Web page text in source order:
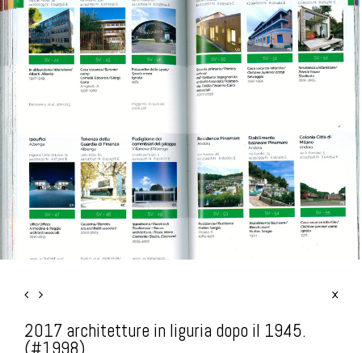
2017 architetture in liguria dopo il 1945.